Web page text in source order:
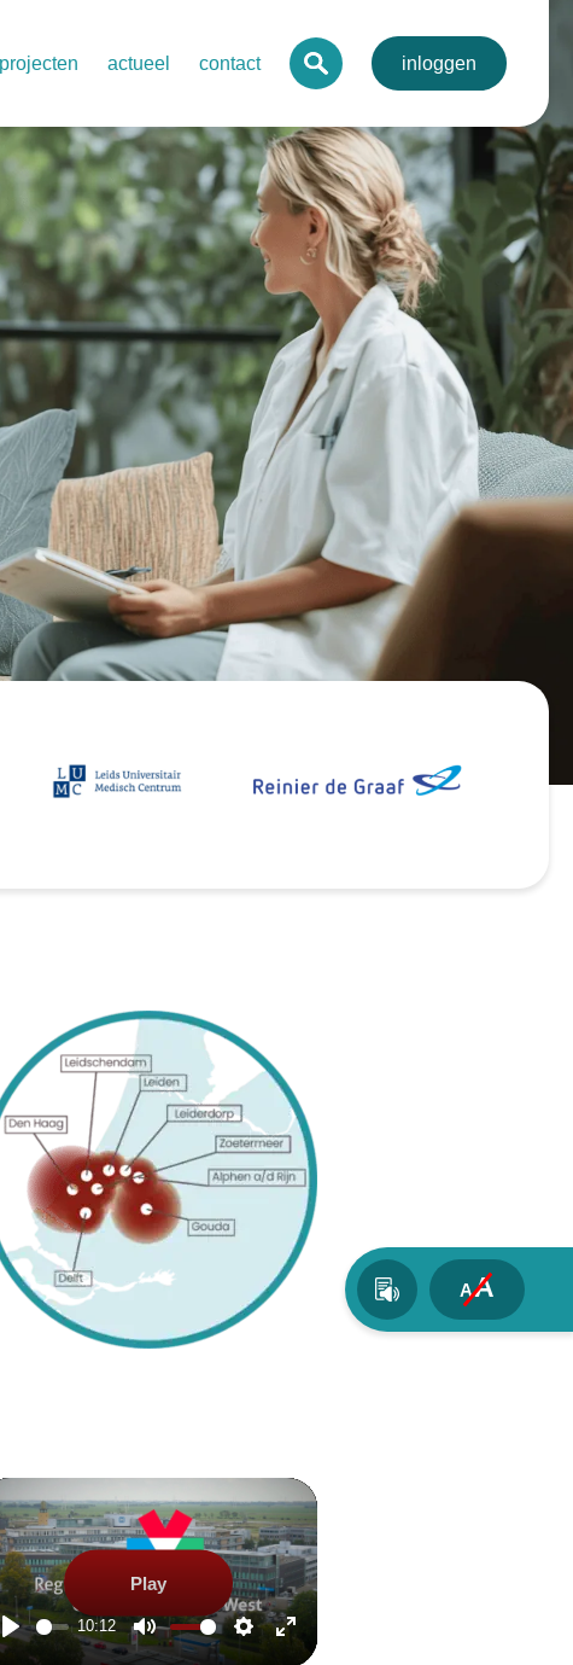
vulva
bij kanker
projecten
regionale digitale pathologie
aantoonbare kwaliteit netwerkzorg
oncologie endocriene tumoren
zorg in netwerken – ovariumcarcinoom
behandelplan darmkanker
actueel
nieuws
nieuwsbrieven
contact inloggen
10:12
Mute
Enter
Play
AA